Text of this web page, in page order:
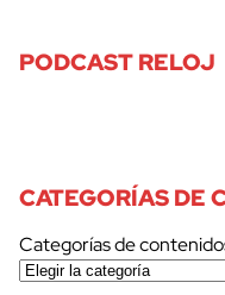
PODCAST RELOJ
CATEGORÍAS DE
Categorías de